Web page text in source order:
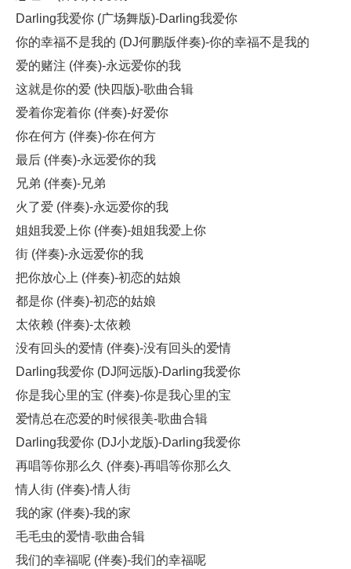
Darling我爱你 (广场舞版)-Darling我爱你
你的幸福不是我的 (DJ何鹏版伴奏)-你的幸福不是我的
爱的赌注 (伴奏)-永远爱你的我
这就是你的爱 (快四版)-歌曲合辑
爱着你宠着你 (伴奏)-好爱你
你在何方 (伴奏)-你在何方
最后 (伴奏)-永远爱你的我
兄弟 (伴奏)-兄弟
火了爱 (伴奏)-永远爱你的我
姐姐我爱上你 (伴奏)-姐姐我爱上你
街 (伴奏)-永远爱你的我
把你放心上 (伴奏)-初恋的姑娘
都是你 (伴奏)-初恋的姑娘
太依赖 (伴奏)-太依赖
没有回头的爱情 (伴奏)-没有回头的爱情
Darling我爱你 (DJ阿远版)-Darling我爱你
你是我心里的宝 (伴奏)-你是我心里的宝
爱情总在恋爱的时候很美-歌曲合辑
Darling我爱你 (DJ小龙版)-Darling我爱你
再唱等你那么久 (伴奏)-再唱等你那么久
情人街 (伴奏)-情人街
我的家 (伴奏)-我的家
毛毛虫的爱情-歌曲合辑
我们的幸福呢 (伴奏)-我们的幸福呢